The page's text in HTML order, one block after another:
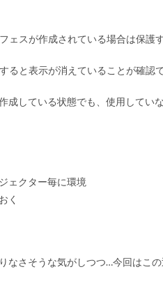
スが作成されている場合は保護
と表示が消えていることが確認で
成している状態でも、使用してい
ェクター毎に環境
く
なさそうな気がしつつ…今回はこの